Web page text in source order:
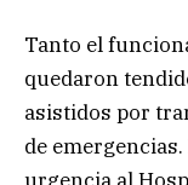
Tanto el
quedaron
asistidos por
de
urgencia al